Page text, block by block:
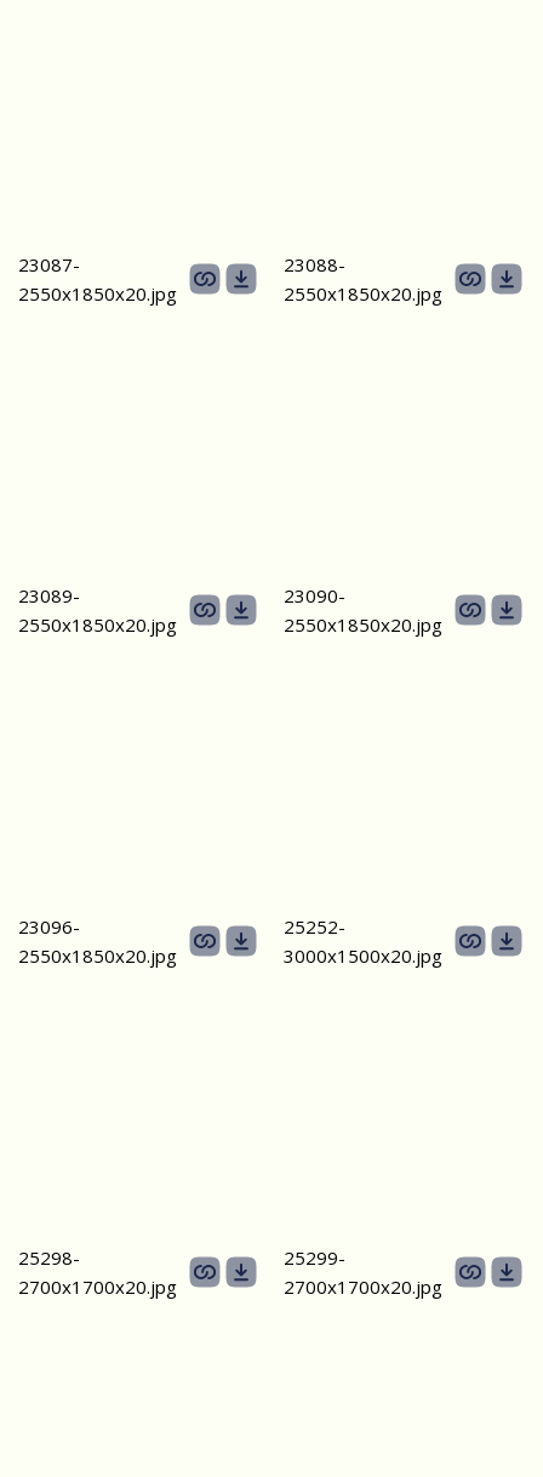
23087-
2550х1850x20.jpg
23088-
2550х1850x20.jpg
23089-
2550х1850x20.jpg
23090-
2550х1850x20.jpg
23096-
2550х1850x20.jpg
25252-
3000х1500x20.jpg
25298-
2700х1700x20.jpg
25299-
2700х1700x20.jpg